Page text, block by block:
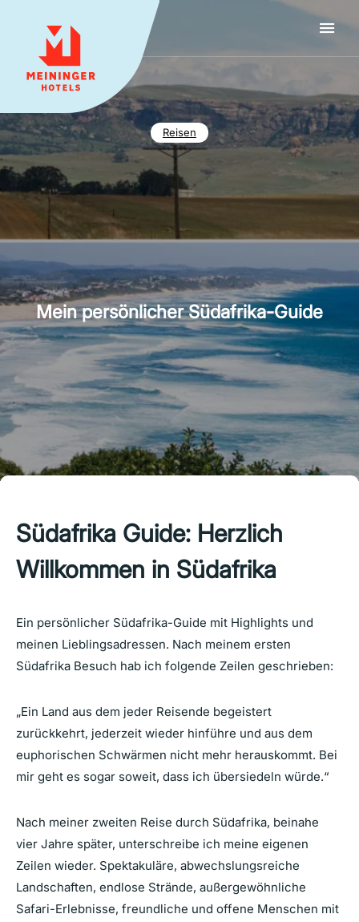
MEININGER HOTELSReisen
Mein persönlicher Südafrika-Guide
Südafrika Guide: Herzlich
Willkommen in Südafrika
Ein persönlicher Südafrika-Guide mit Highlights und
meinen Lieblingsadressen. Nach meinem ersten
Südafrika Besuch hab ich folgende Zeilen geschrieben:
„Ein Land aus dem jeder Reisende begeistert
zurückkehrt, jederzeit wieder hinführe und aus dem
euphorischen Schwärmen nicht mehr herauskommt. Bei
mir geht es sogar soweit, dass ich übersiedeln würde.“
Nach meiner zweiten Reise durch Südafrika, beinahe
vier Jahre später, unterschreibe ich meine eigenen
Zeilen wieder. Spektakuläre, abwechslungsreiche
Landschaften, endlose Strände, außergewöhnliche
Safari-Erlebnisse, freundliche und offene Menschen mit